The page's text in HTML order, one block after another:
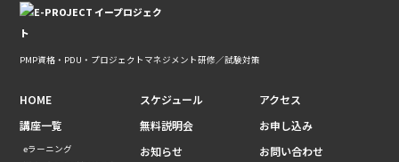
PMP資格・PDU・プロジェクトマネジメント研修／試験対策
HOME
講座一覧
eラーニング
スケジュール
無料説明会
お知らせ
アクセス
お申し込み
お問い合わせ